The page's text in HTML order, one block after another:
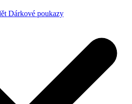
Dárkové poukazy